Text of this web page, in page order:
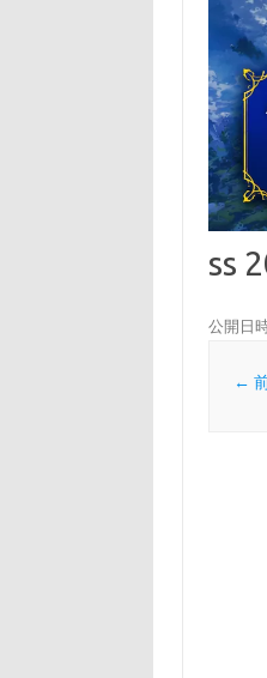
ss
公開日
←